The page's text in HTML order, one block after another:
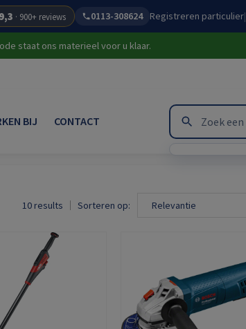
9,3 · 900+ reviews 0113-308624 Registreren particulier|
staat ons materieel voor u klaar.
BIJ CONTACT
10 results Sorteren op: